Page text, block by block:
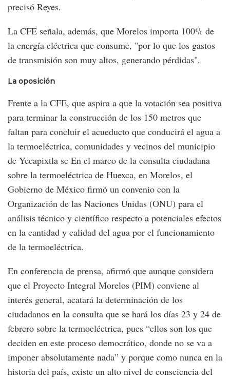
precisó Reyes.
La CFE señala, además, que Morelos importa 100% de
la energía eléctrica que consume, "por lo que los gastos
de transmisión son muy altos, generando pérdidas".
La oposición
Frente a la CFE, que aspira a que la votación sea positiva
para terminar la construcción de los 150 metros que
faltan para concluir el acueducto que conducirá el agua a
la termoeléctrica, comunidades y vecinos del municipio
de Yecapixtla se En el marco de la consulta ciudadana
sobre la termoeléctrica de Huexca, en Morelos, el
Gobierno de México firmó un convenio con la
Organización de las Naciones Unidas (ONU) para el
análisis técnico y científico respecto a potenciales efectos
en la cantidad y calidad del agua por el funcionamiento
de la termoeléctrica.
En conferencia de prensa, afirmó que aunque considera
que el Proyecto Integral Morelos (PIM) conviene al
interés general, acatará la determinación de los
ciudadanos en la consulta que se hará los días 23 y 24 de
febrero sobre la termoeléctrica, pues “ellos son los que
deciden en este proceso democrático, donde no se va a
imponer absolutamente nada” y porque como nunca en la
historia del país, existe un alto nivel de consciencia del